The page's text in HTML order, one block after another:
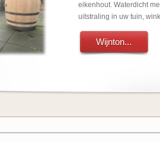
eikenhout. Waterdicht
uitstraling in uw tuin,
Wijnton...